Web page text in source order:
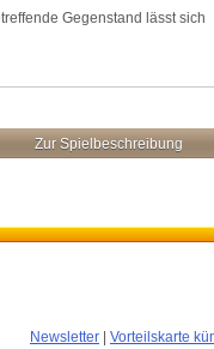
Gegenstand lässt sich
nicht öffnen können, laden
Zur Spielbeschreibung
Newsletter Vorteilskarte